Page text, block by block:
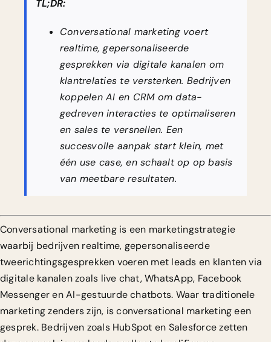
TL;DR:
Conversational marketing voert
realtime, gepersonaliseerde
gesprekken via digitale kanalen om
klantrelaties te versterken. Bedrijven
koppelen AI en CRM om data-
gedreven interacties te optimaliseren
en sales te versnellen. Een
succesvolle aanpak start klein, met
één use case, en schaalt op op basis
van meetbare resultaten.
Conversational marketing is een marketingstrategie
waarbij bedrijven realtime, gepersonaliseerde
tweerichtingsgesprekken voeren met leads en klanten via
digitale kanalen zoals live chat, WhatsApp, Facebook
Messenger en AI-gestuurde chatbots. Waar traditionele
marketing zenders zijn, is conversational marketing een
gesprek. Bedrijven zoals HubSpot en Salesforce zetten